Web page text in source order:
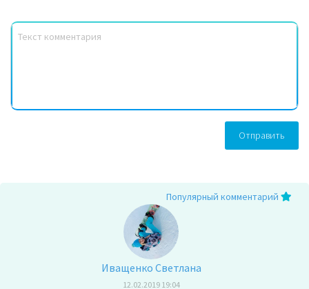
Отправить
Популярный комментарий
Иващенко Светлана
12.02.2019 19:04